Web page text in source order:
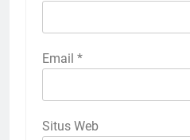
Email *
Situs Web